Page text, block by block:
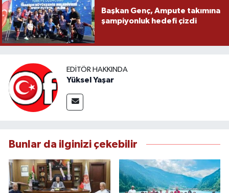
Başkan Genç, Ampute takımına
şampiyonluk hedefi çizdi
EDITÖR HAKKINDA
Yüksel Yaşar
Bunlar da ilginizi çekebilir